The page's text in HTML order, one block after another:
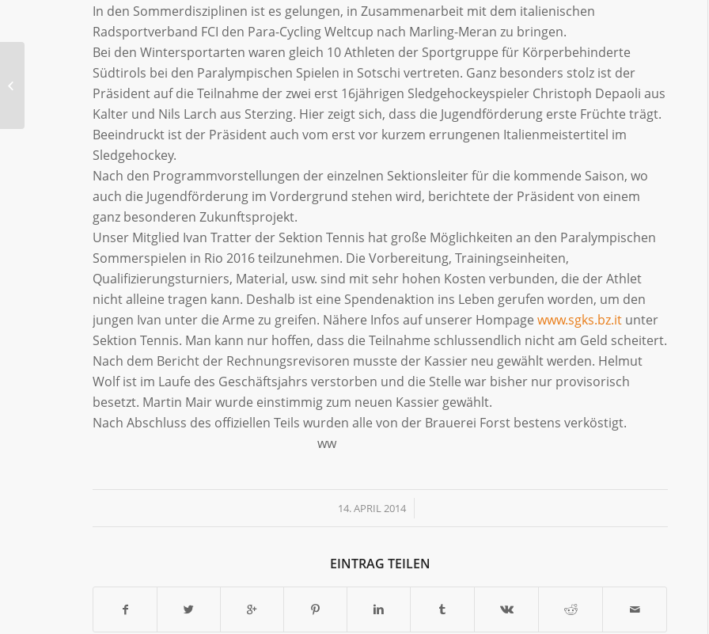
In den Sommerdisziplinen ist es gelungen, in Zusammenarbeit mit dem italienischen
Radsportverband FCI den Para-Cycling Weltcup nach Marling-Meran zu bringen.
Bei den Wintersportarten waren gleich 10 Athleten der Sportgruppe für Körperbehinderte
Südtirols bei den Paralympischen Spielen in Sotschi vertreten. Ganz besonders stolz ist der
Präsident auf die Teilnahme der zwei erst 16jährigen Sledgehockeyspieler Christoph Depaoli aus
Kalter und Nils Larch aus Sterzing. Hier zeigt sich, dass die Jugendförderung erste Früchte trägt.
Beeindruckt ist der Präsident auch vom erst vor kurzem errungenen Italienmeistertitel im
Sledgehockey.
Nach den Programmvorstellungen der einzelnen Sektionsleiter für die kommende Saison, wo
auch die Jugendförderung im Vordergrund stehen wird, berichtete der Präsident von einem
ganz besonderen Zukunftsprojekt.
Unser Mitglied Ivan Tratter der Sektion Tennis hat große Möglichkeiten an den Paralympischen
Sommerspielen in Rio 2016 teilzunehmen. Die Vorbereitung, Trainingseinheiten,
Qualifizierungsturniers, Material, usw. sind mit sehr hohen Kosten verbunden, die der Athlet
nicht alleine tragen kann. Deshalb ist eine Spendenaktion ins Leben gerufen worden, um den
jungen Ivan unter die Arme zu greifen. Nähere Infos auf unserer Hompagewww.sgks.bz.it unter
Sektion Tennis. Man kann nur hoffen, dass die Teilnahme schlussendlich nicht am Geld scheitert.
Nach dem Bericht der Rechnungsrevisoren musste der Kassier neu gewählt werden. Helmut
Wolf ist im Laufe des Geschäftsjahrs verstorben und die Stelle war bisher nur provisorisch
besetzt. Martin Mair wurde einstimmig zum neuen Kassier gewählt.
Nach Abschluss des offiziellen Teils wurden alle von der Brauerei Forst bestens verköstigt.
ww
14. APRIL 2014
/
EINTRAG TEILEN
6. Italienmeistertitel für
die South Tyrol Eagles